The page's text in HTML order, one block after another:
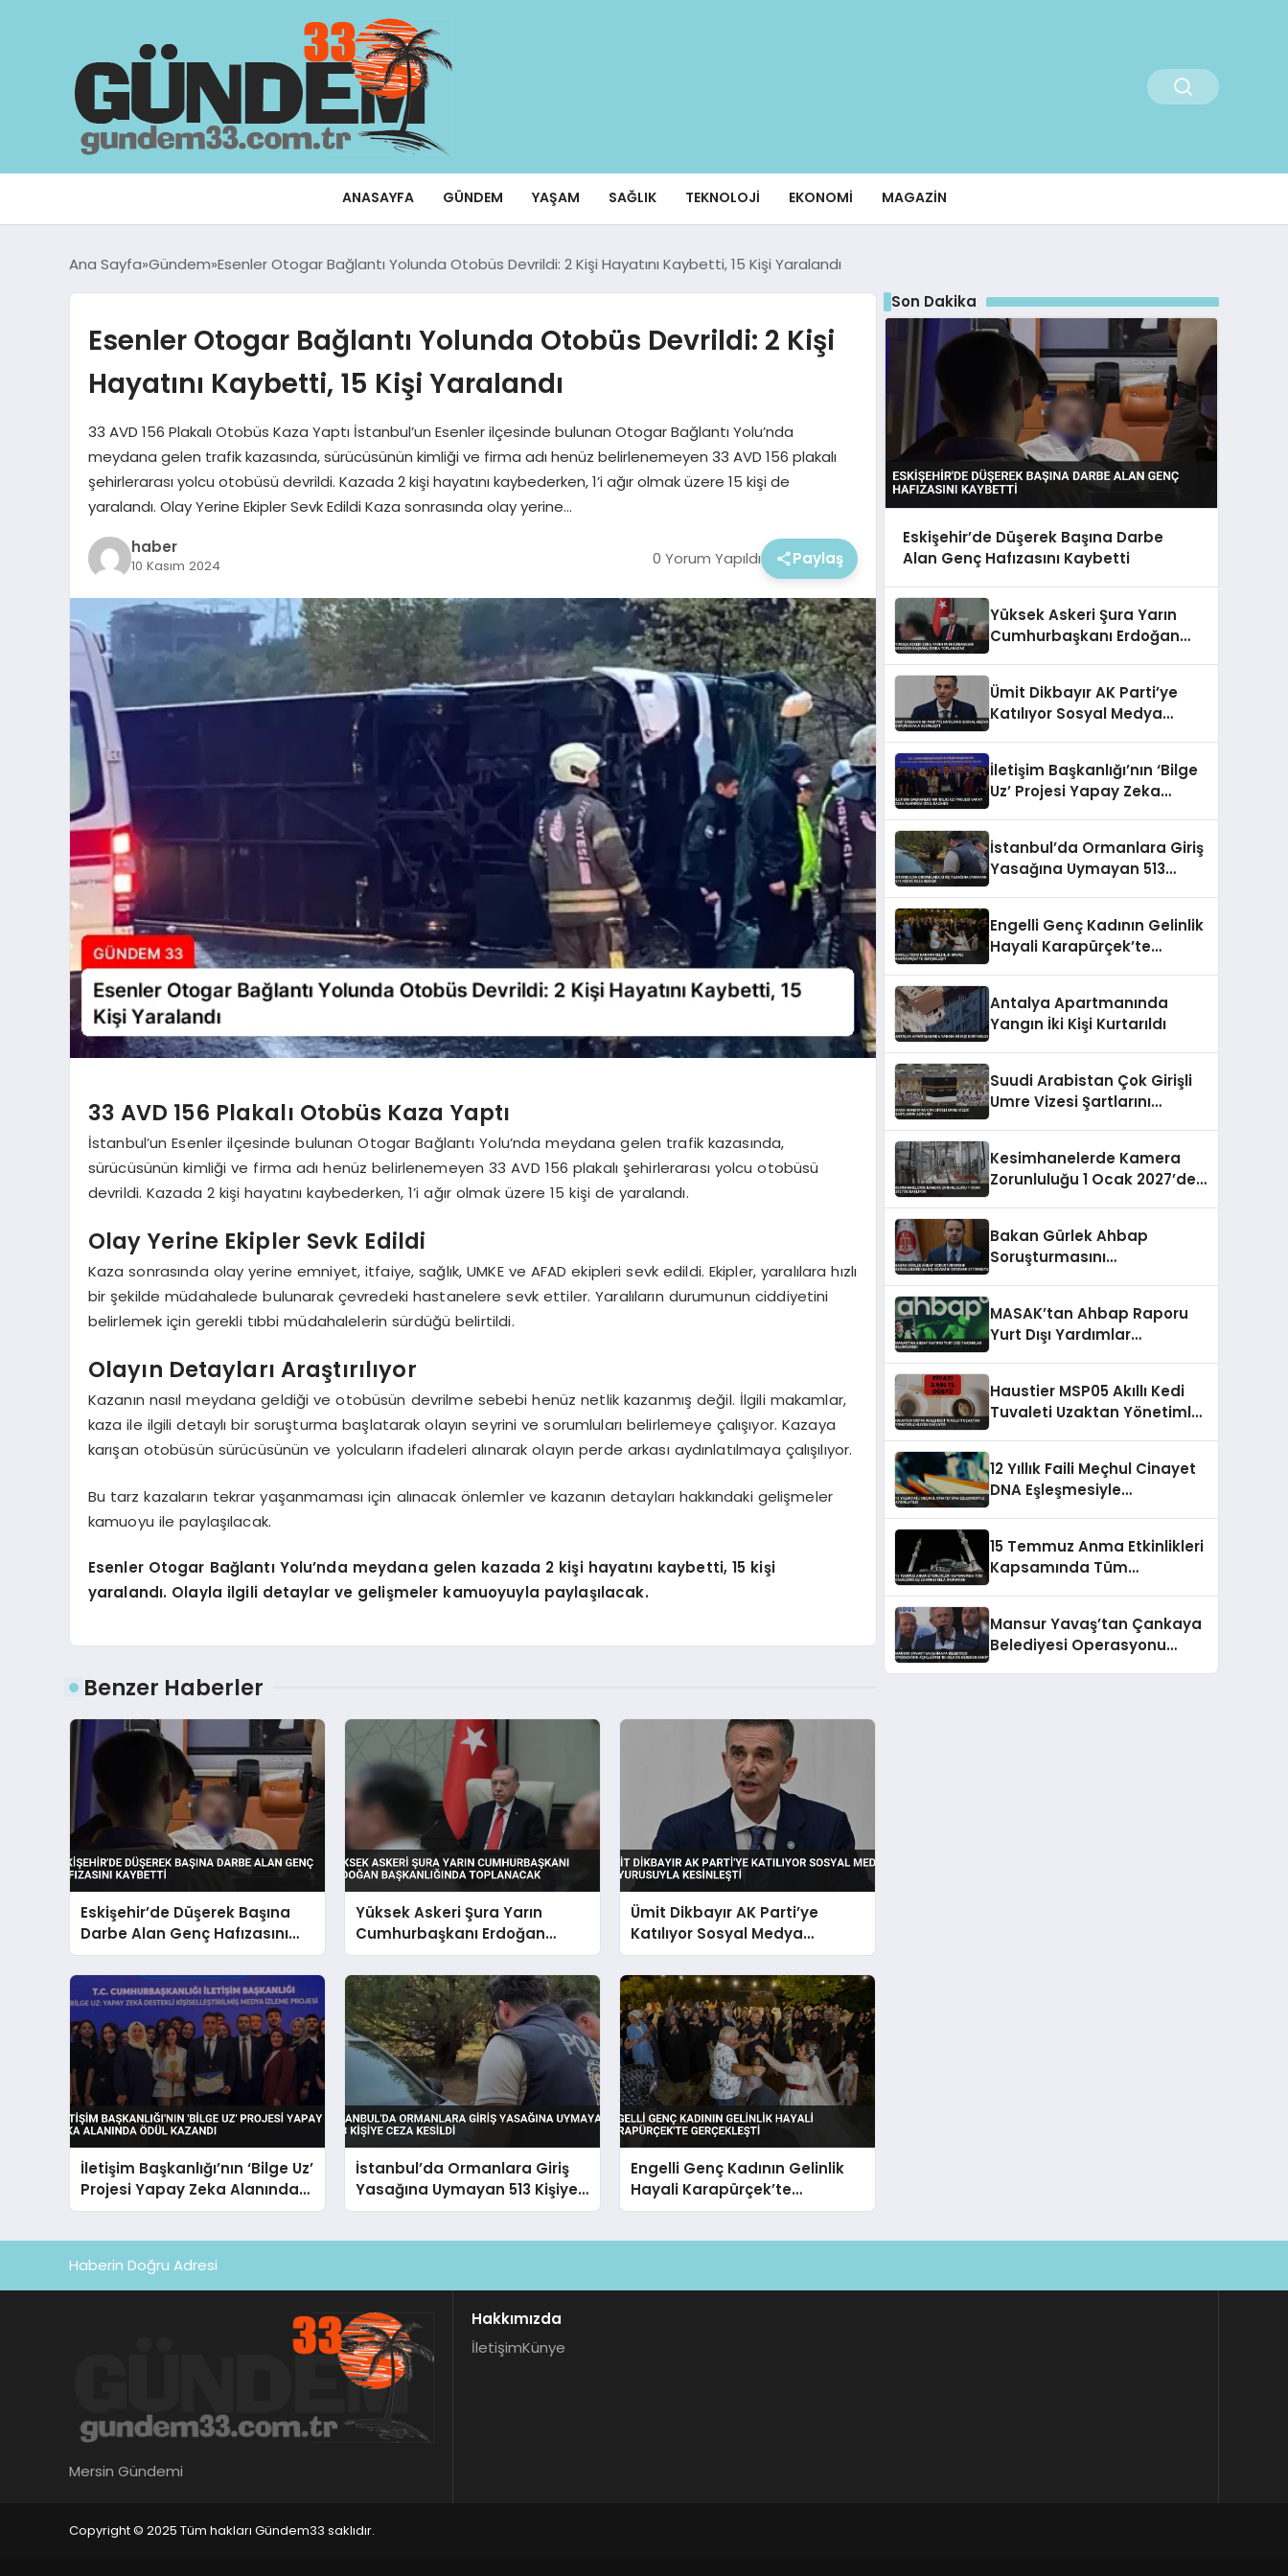
ANASAYFA GÜNDEM YAŞAM SAĞLIK TEKNOLOJI EKONOMI MAGAZIN
Ana Sayfa Gündem Esenler Otogar Bağlantı Yolunda Otobüs Devrildi: 2 Kişi Hayatını Kaybetti, 15 Kişi Yaralandı
Esenler Otogar Bağlantı Yolunda Otobüs Devrildi: 2 Kişi
Hayatını Kaybetti, 15 Kişi Yaralandı
33 AVD 156 Plakalı Otobüs Kaza Yaptı İstanbul’un Esenler ilçesinde bulunan Otogar Bağlantı Yolu’nda
meydana gelen trafik kazasında, sürücüsünün kimliği ve firma adı henüz belirlenemeyen 33 AVD 156 plakalı
şehirlerarası yolcu otobüsü devrildi. Kazada 2 kişi hayatını kaybederken, 1’i ağır olmak üzere 15 kişi de
yaralandı. Olay Yerine Ekipler Sevk Edildi Kaza sonrasında olay yerine…
haber
10 Kasım 2024 0 Yorum Yapıldı Paylaş
33 AVD 156 Plakalı Otobüs Kaza Yaptı
İstanbul’un Esenler ilçesinde bulunan Otogar Bağlantı Yolu’nda meydana gelen trafik kazasında,
sürücüsünün kimliği ve firma adı henüz belirlenemeyen 33 AVD 156 plakalı şehirlerarası yolcu otobüsü
devrildi. Kazada 2 kişi hayatını kaybederken, 1’i ağır olmak üzere 15 kişi de yaralandı.
Olay Yerine Ekipler Sevk Edildi
Kaza sonrasında olay yerine emniyet, itfaiye, sağlık, UMKE ve AFAD ekipleri sevk edildi. Ekipler, yaralılara hızlı
bir şekilde müdahalede bulunarak çevredeki hastanelere sevk ettiler. Yaralıların durumunun ciddiyetini
belirlemek için gerekli tıbbi müdahalelerin sürdüğü belirtildi.
Olayın Detayları Araştırılıyor
Kazanın nasıl meydana geldiği ve otobüsün devrilme sebebi henüz netlik kazanmış değil. İlgili makamlar,
kaza ile ilgili detaylı bir soruşturma başlatarak olayın seyrini ve sorumluları belirlemeye çalışıyor. Kazaya
karışan otobüsün sürücüsünün ve yolcuların ifadeleri alınarak olayın perde arkası aydınlatılmaya çalışılıyor.
Bu tarz kazaların tekrar yaşanmaması için alınacak önlemler ve kazanın detayları hakkındaki gelişmeler
kamuoyu ile paylaşılacak.
Esenler Otogar Bağlantı Yolu’nda meydana gelen kazada 2 kişi hayatını kaybetti, 15 kişi
yaralandı. Olayla ilgili detaylar ve gelişmeler kamuoyuyla paylaşılacak.
Benzer Haberler
Eskişehir’de Düşerek Başına
Darbe Alan Genç Hafızasını
Kaybetti
Yüksek Askeri Şura Yarın
Cumhurbaşkanı Erdoğan
Başkanlığında Toplanacak
Ümit Dikbayır AK Parti’ye
Katılıyor Sosyal Medya
Duyurusuyla Kesinleşti
İletişim Başkanlığı’nın ‘Bilge Uz’
Projesi Yapay Zeka Alanında
Ödül Kazandı
İstanbul’da Ormanlara Giriş
Yasağına Uymayan 513 Kişiye
Ceza Kesildi
Engelli Genç Kadının Gelinlik
Hayali Karapürçek’te
Gerçekleşti
Son Dakika
Eskişehir’de Düşerek Başına Darbe
Alan Genç Hafızasını Kaybetti
Yüksek Askeri Şura Yarın
Cumhurbaşkanı Erdoğan
Ümit Dikbayır AK Parti’ye
Katılıyor Sosyal Medya
İletişim Başkanlığı’nın ‘Bilge
Uz’ Projesi Yapay Zeka
İstanbul’da Ormanlara Giriş
Yasağına Uymayan 513
Engelli Genç Kadının Gelinlik
Hayali Karapürçek’te
Antalya Apartmanında
Yangın İki Kişi Kurtarıldı
Suudi Arabistan Çok Girişli
Umre Vizesi Şartlarını
Kesimhanelerde Kamera
Zorunluluğu 1 Ocak 2027’de
Bakan Gürlek Ahbap
Soruşturmasını
MASAK’tan Ahbap Raporu
Yurt Dışı Yardımlar
Haustier MSP05 Akıllı Kedi
Tuvaleti Uzaktan Yönetimle
12 Yıllık Faili Meçhul Cinayet
DNA Eşleşmesiyle
15 Temmuz Anma Etkinlikleri
Kapsamında Tüm
Mansur Yavaş’tan Çankaya
Belediyesi Operasyonu
Haberin Doğru Adresi
Mersin Gündemi
Hakkımızda
İletişimKünye
Copyright © 2025 Tüm hakları Gündem33 saklıdır.